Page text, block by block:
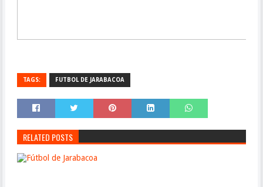
TAGS: FUTBOL DE JARABACOA
RELATED POSTS